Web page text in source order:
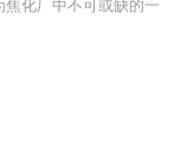
化厂中不可或缺的一